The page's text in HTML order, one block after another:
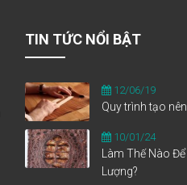
TIN TỨC NỔI BẬT
12/06/19
Quy trình tạo
10/01/24
Làm Thế Nào
Lượng?